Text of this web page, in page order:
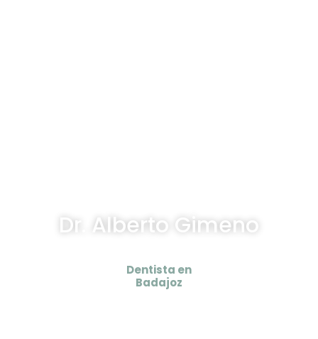
Dr. Alberto Gimeno
Dentista en
Badajoz